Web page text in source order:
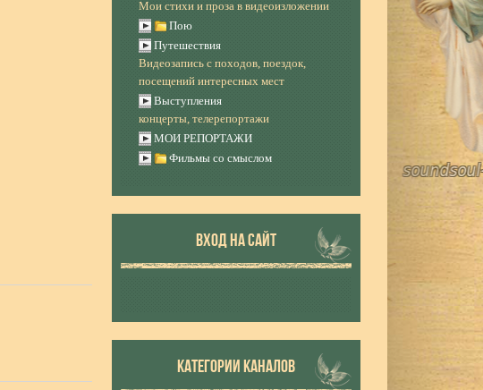
Мои стихи и проза в видеоизложении
Пою
Путешествия
Видеозапись с походов, поездок,
посещений интересных мест
Выступления
концерты, телерепортажи
МОИ РЕПОРТАЖИ
Фильмы со смыслом
ВХОД НА САЙТ
КАТЕГОРИИ КАНАЛОВ